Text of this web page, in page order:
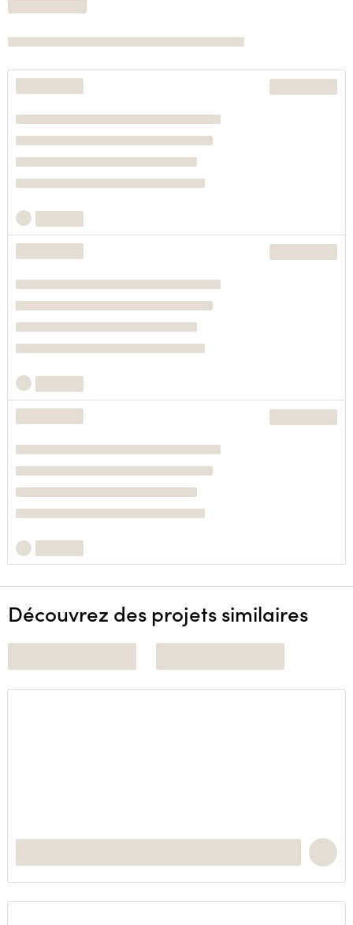
Découvrez des projets similaires